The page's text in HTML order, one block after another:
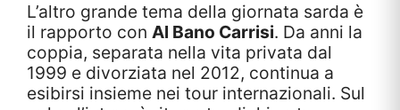
L’altro grande tema della giornata sarda è
il rapporto con Al Bano Carrisi. Da anni la
coppia, separata nella vita privata dal
1999 e divorziata nel 2012, continua a
esibirsi insieme nei tour internazionali. Sul